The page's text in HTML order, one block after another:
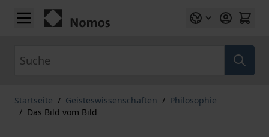
Zum Inhalt springen
Startseite / Geisteswissenschaften / Philosophie
/ Das Bild vom Bild